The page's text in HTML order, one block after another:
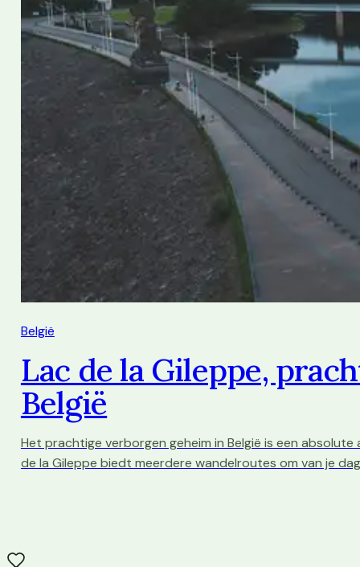
België
Lac de la Gileppe,
België
Het prachtige verborgen geheim in België is een absolute
de la Gileppe biedt meerdere wandelroutes om van je